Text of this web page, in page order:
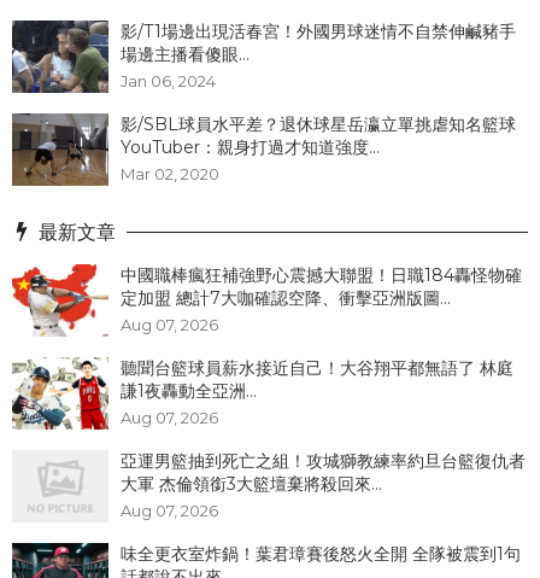
影/T1場邊出現活春宮！外國男球迷情不自禁伸鹹豬手
場邊主播看傻眼...
Jan 06, 2024
影/SBL球員水平差？退休球星岳瀛立單挑虐知名籃球
YouTuber：親身打過才知道強度...
Mar 02, 2020
最新文章
中國職棒瘋狂補強野心震撼大聯盟！日職184轟怪物確
定加盟 總計7大咖確認空降、衝擊亞洲版圖...
Aug 07, 2026
聽聞台籃球員薪水接近自己！大谷翔平都無語了 林庭
謙1夜轟動全亞洲...
Aug 07, 2026
亞運男籃抽到死亡之組！攻城獅教練率約旦台籃復仇者
大軍 杰倫領銜3大籃壇棄將殺回來...
Aug 07, 2026
味全更衣室炸鍋！葉君璋賽後怒火全開 全隊被震到1句